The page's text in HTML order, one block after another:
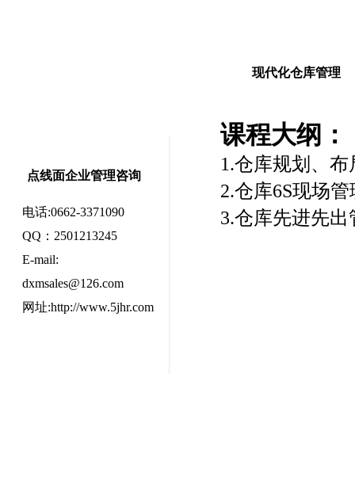
现代化仓库管理
课程大纲：
1.仓库规划、布
2.仓库6S现场管
3.仓库先进先
点线面企业管理咨询
电话:0662-3371090
QQ：2501213245
E-mail:
dxmsales@126.com
网址:http://www.5jhr.com